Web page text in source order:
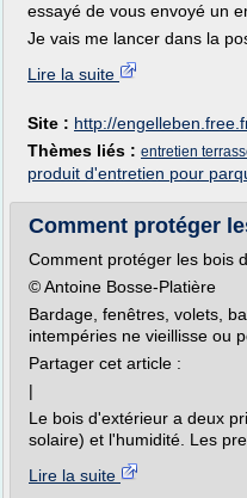
essayé de vous envoyé un
Je vais me lancer dans la
Lire la suite
Site : http://
Thèmes liés : entretien
produit d'entretien pour
Comment protéger
Comment protéger les bois
© Antoine Bosse-Platière
Bardage, fenêtres, volets,
intempéries ne vieillisse ou
Partager cet article :
|
Le bois d'extérieur a deux
solaire) et l'humidité. Les
Lire la suite